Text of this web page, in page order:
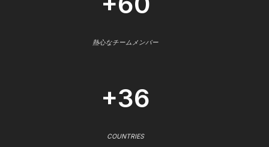
熱心なチームメンバー
+36
COUNTRIES